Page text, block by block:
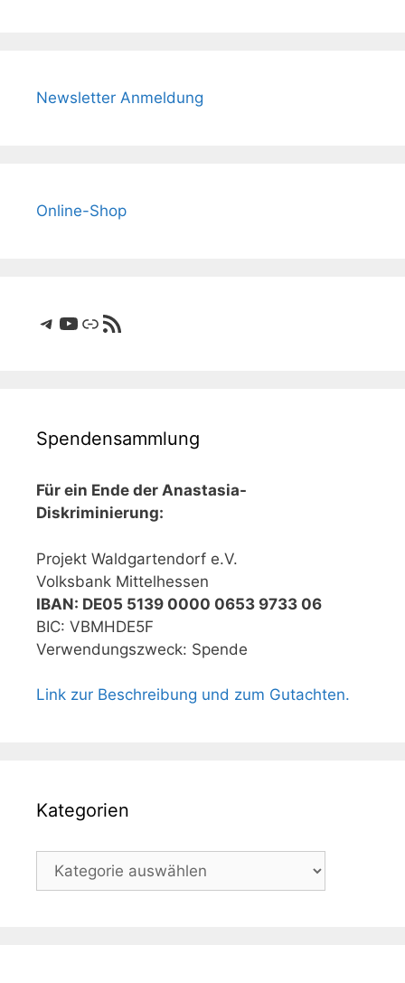
Newsletter Anmeldung
Online-Shop
Telegram
YouTube
LinkRSS-Feed
Spendensammlung
Für ein Ende der Anastasia-
Diskriminierung:
Projekt Waldgartendorf e.V.
Volksbank Mittelhessen
IBAN: DE05 5139 0000 0653 9733 06
BIC: VBMHDE5F
Verwendungszweck: Spende
Link zur Beschreibung und zum Gutachten.
Kategorien
Kategorien